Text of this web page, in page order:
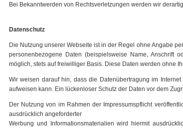
Bei Bekanntwerden von Rechtsverletzungen werden wir
Datenschutz
Die Nutzung unserer Webseite ist in der Regel ohne Angabe
personenbezogene Daten (beispielsweise Name, Anschrift
möglich, stets auf freiwilliger Basis. Diese Daten werden ohne
Wir weisen darauf hin, dass die Datenübertragung im
aufweisen kann. Ein lückenloser Schutz der Daten vor dem
Der Nutzung von im Rahmen der Impressumspflicht
ausdrücklich angeforderter
Werbung und Informationsmaterialien wird hiermit